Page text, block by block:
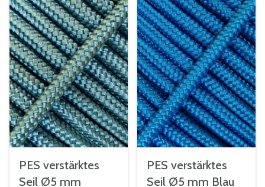
PES verstärktes
Seil Ø5 mm
PES verstärktes
Seil Ø5 mm Blau